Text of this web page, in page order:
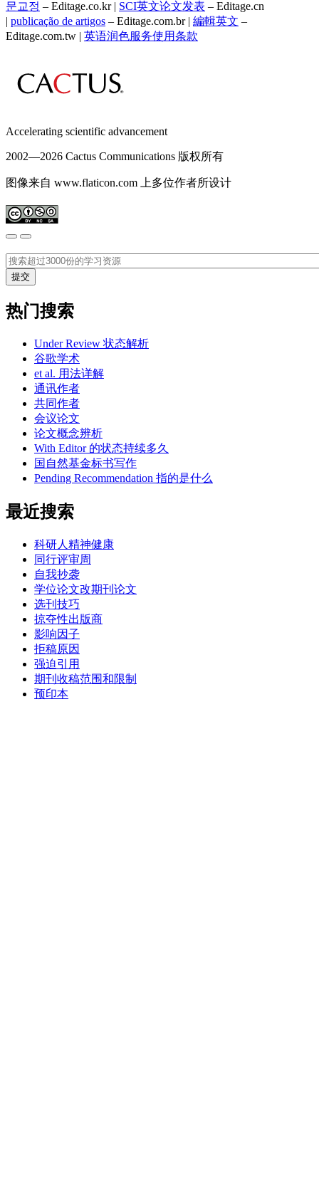
문교정 – Editage.co.kr | SCI英文论文发表 – Editage.cn
| publicação de artigos – Editage.com.br | 編輯英文 –
Editage.com.tw | 英语润色服务使用条款
Accelerating scientific advancement
2002—2026 Cactus Communications 版权所有
图像来自 www.flaticon.com 上多位作者所设计
热门搜索
Under Review 状态解析
谷歌学术
et al. 用法详解
通讯作者
共同作者
会议论文
论文概念辨析
With Editor 的状态持续多久
国自然基金标书写作
Pending Recommendation 指的是什么
最近搜索
科研人精神健康
同行评审周
自我抄袭
学位论文改期刊论文
选刊技巧
掠夺性出版商
影响因子
拒稿原因
强迫引用
期刊收稿范围和限制
预印本